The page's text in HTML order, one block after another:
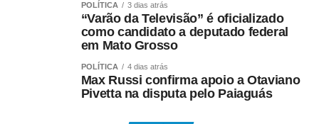
período trabalhado. Os recursos vêm do Fundo de
Amparo ao Trabalhador (FAT), com a habilitação feita
pelo Ministério do Trabalho e Emprego.
Como o pagamento é feito
POLÍTICA 3 dias atrás
“Varão da Televisão” é oficializado
como candidato a deputado federal
em Mato Grosso
POLÍTICA 4 dias atrás
Max Russi confirma apoio a Otaviano
Pivetta na disputa pelo Paiaguás